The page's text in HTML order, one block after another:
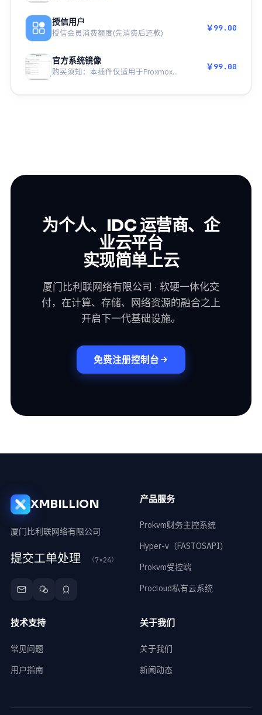
授信用户
授信会员消费额度(先消费后还款) ￥99.00
官方系统镜像
购买须知：本插件仅适用于Proxmox... ￥99.00
为个人、IDC 运营商、企
业云平台
实现简单上云
厦门比利联网络有限公司 · 软硬一体化交
付，在计算、存储、网络资源的融合之上
开启下一代基础设施。
免费注册控制台
XMBILLION
厦门比利联网络有限公司
提交工单处理 （7×24）
产品服务
Prokvm财务主控系统
Hyper-v（FASTOSAPI）
Prokvm受控端
Procloud私有云系统
技术支持
常见问题
用户指南
关于我们
关于我们
新闻动态